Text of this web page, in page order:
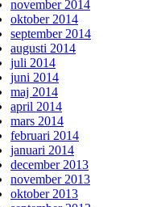
november 2014
oktober 2014
september 2014
augusti 2014
juli 2014
juni 2014
maj 2014
april 2014
mars 2014
februari 2014
januari 2014
december 2013
november 2013
oktober 2013